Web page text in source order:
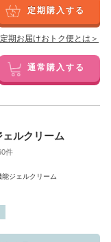
定期購入する
定期お届けおトク便とは＞
通常購入する
ルクリーム
件
ジェルクリーム